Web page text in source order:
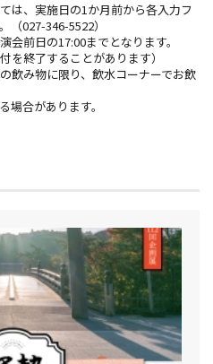
は、実施日の1か月前から各入力フ
（027-346-5522）
会前日の17:00までとなります。
を終了することがあります）
飲み物に限り、飲水コーナーでお飲
場合があります。